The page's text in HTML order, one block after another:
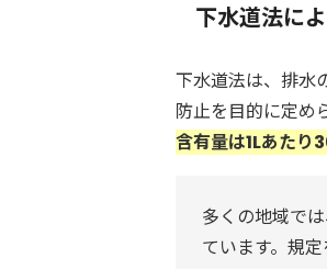
下水道法に
下水道法は、排水
防止を目的に定め
含有量は1Lあた
多くの地域で
ています。規